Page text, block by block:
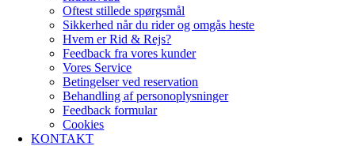
Oftest stillede spørgsmål
Sikkerhed når du rider og omgås heste
Hvem er Rid & Rejs?
Feedback fra vores kunder
Vores Service
Betingelser ved reservation
Behandling af personoplysninger
Feedback formular
Cookies
KONTAKT